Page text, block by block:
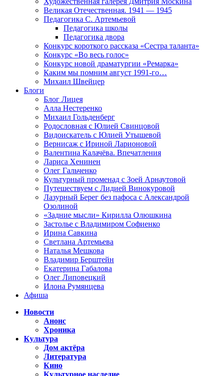
Великая Отечественная. 1941 — 1945
Педагогика С. Артемьевой
Педагогика школы
Педагогика двора
Конкурс короткого рассказа «Сестра таланта»
Конкурс «Во весь голос»
Конкурс новой драматургии «Ремарка»
Каким мы помним август 1991-го…
Михаил Швейцер
Блоги
Блог Лицея
Алла Нестеренко
Михаил Гольденберг
Родословная с Юлией Свинцовой
Видоискатель с Юлией Утышевой
Вернисаж с Ириной Ларионовой
Валентина Калачёва. Впечатления
Лариса Хенинен
Олег Гальченко
Культурный променад с Зоей Арнаутовой
Путешествуем с Лидией Винокуровой
Лазурный Берег без пафоса с Александрой
Озолиной
«Задние мысли» Кирилла Олюшкина
Застолье с Владимиром Софиенко
Ирина Савкина
Светлана Артемьева
Наталья Мешкова
Владимир Берштейн
Екатерина Габалова
Олег Липовецкий
Илона Румянцева
Афиша
Новости
Анонс
Хроника
Культура
Дом актёра
Литература
Кино